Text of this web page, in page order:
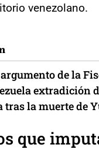
venezolano.
argumento de la
extradición
tras la muerte de
que